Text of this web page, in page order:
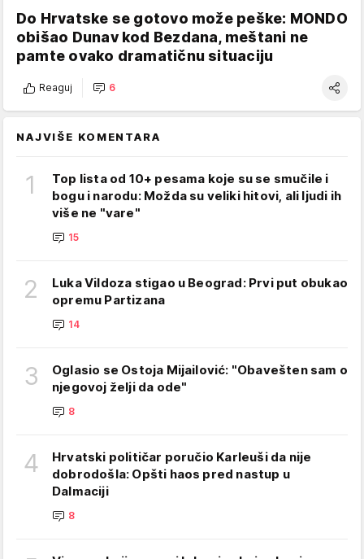
Do Hrvatske se gotovo može peške: MONDO
obišao Dunav kod Bezdana, meštani ne
pamte ovako dramatičnu situaciju
Reaguj 6
NAJVIŠE KOMENTARA
1
Top lista od 10+ pesama koje su se smučile i
bogu i narodu: Možda su veliki hitovi, ali ljudi ih
više ne "vare"
15
2
Luka Vildoza stigao u Beograd: Prvi put obukao
opremu Partizana
14
3
Oglasio se Ostoja Mijailović: "Obavešten sam o
njegovoj želji da ode"
8
4
Hrvatski političar poručio Karleuši da nije
dobrodošla: Opšti haos pred nastup u
Dalmaciji
8